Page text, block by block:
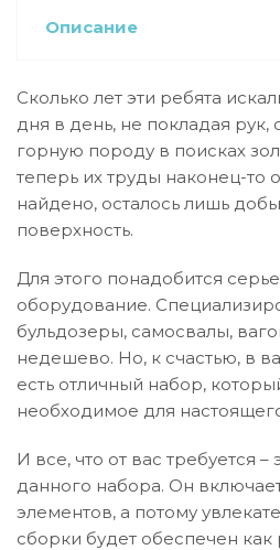
Описание
Сколько лет эти ребята
дня в день, не покладая
горную породу в поисках
теперь их труды наконец-то
найдено, осталось лишь
поверхность.
Для этого понадобится
оборудование.
бульдозеры, самосвалы,
недешево. Но, к счастью, в
есть отличный набор,
необходимое для
И все, что от вас требуется –
данного набора. Он
элементов, а потому
сборки будет обеспечен как